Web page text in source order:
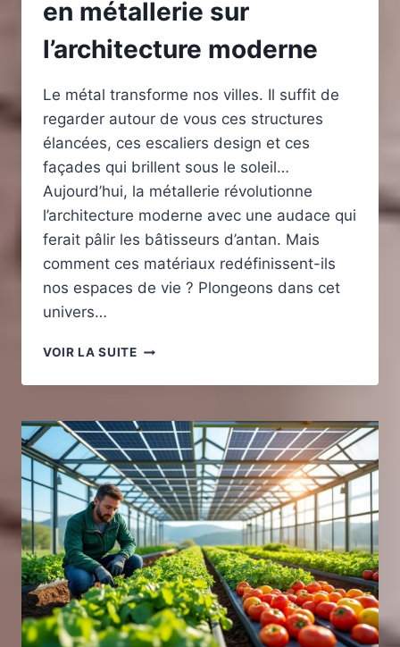
en métallerie sur
l’architecture moderne
Le métal transforme nos villes. Il suffit de
regarder autour de vous ces structures
élancées, ces escaliers design et ces
façades qui brillent sous le soleil…
Aujourd’hui, la métallerie révolutionne
l’architecture moderne avec une audace qui
ferait pâlir les bâtisseurs d’antan. Mais
comment ces matériaux redéfinissent-ils
nos espaces de vie ? Plongeons dans cet
univers…
VOIR LA SUITEL’IMPACT
RÉALISATIONS
MÉTALLERIE
SUR
L’ARCHITECTURE
MODERNE